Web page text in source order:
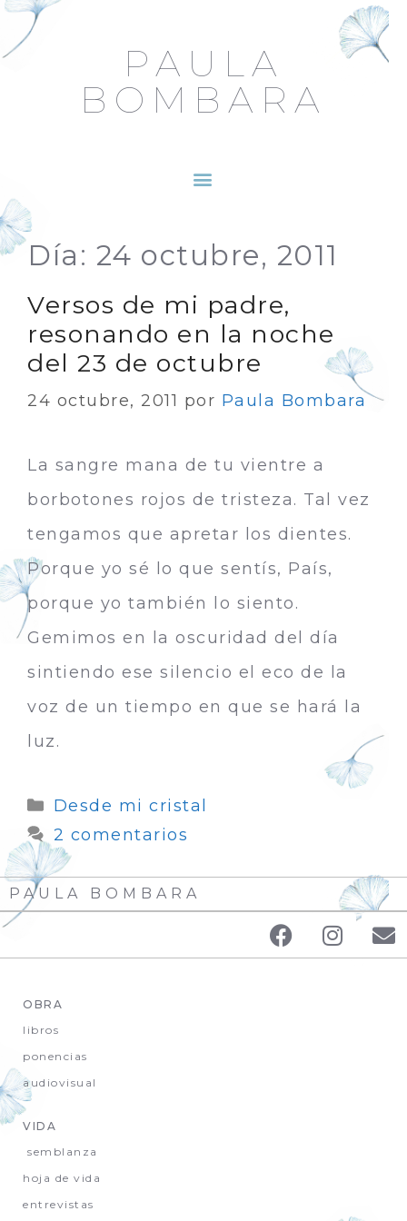
PAULA
BOMBARA
Día: 24 octubre, 2011
Versos de mi padre,
resonando en la noche
del 23 de octubre
24 octubre, 2011 por Paula Bombara
La sangre mana de tu vientre a
borbotones rojos de tristeza. Tal vez
tengamos que apretar los dientes.
Porque yo sé lo que sentís, País,
porque yo también lo siento.
Gemimos en la oscuridad del día
sintiendo ese silencio el eco de la
voz de un tiempo en que se hará la
luz.
Desde mi cristal
2 comentarios
PAULA BOMBARA
OBRA
libros
ponencias
audiovisual
VIDA
semblanza
hoja de vida
entrevistas